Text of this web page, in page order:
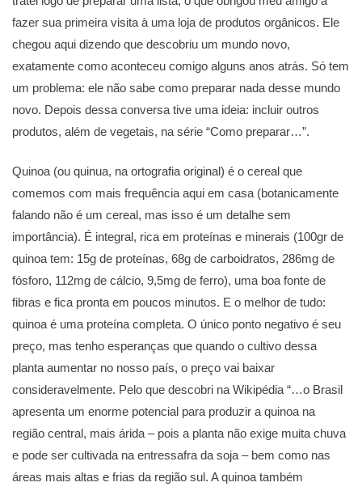
fazer sua primeira visita à uma loja de produtos orgânicos. Ele
chegou aqui dizendo que descobriu um mundo novo,
exatamente como aconteceu comigo alguns anos atrás. Só tem
um problema: ele não sabe como preparar nada desse mundo
novo. Depois dessa conversa tive uma ideia: incluir outros
produtos, além de vegetais, na série “Como preparar…”.
Quinoa (ou quinua, na ortografia original) é o cereal que
comemos com mais frequência aqui em casa (botanicamente
falando não é um cereal, mas isso é um detalhe sem
importância). É integral, rica em proteínas e minerais (100gr de
quinoa tem: 15g de proteínas, 68g de carboidratos, 286mg de
fósforo, 112mg de cálcio, 9,5mg de ferro), uma boa fonte de
fibras e fica pronta em poucos minutos. E o melhor de tudo:
quinoa é uma proteína completa. O único ponto negativo é seu
preço, mas tenho esperanças que quando o cultivo dessa
planta aumentar no nosso país, o preço vai baixar
consideravelmente. Pelo que descobri na Wikipédia “…o Brasil
apresenta um enorme potencial para produzir a quinoa na
região central, mais árida – pois a planta não exige muita chuva
e pode ser cultivada na entressafra da soja – bem como nas
áreas mais altas e frias da região sul. A quinoa também